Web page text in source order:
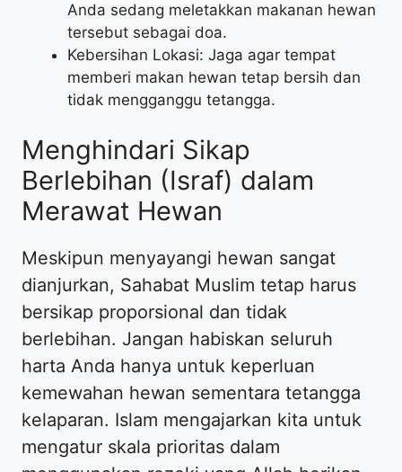
Anda sedang meletakkan makanan hewan
tersebut sebagai doa.
Kebersihan Lokasi: Jaga agar tempat
memberi makan hewan tetap bersih dan
tidak mengganggu tetangga.
Menghindari Sikap
Berlebihan (Israf) dalam
Merawat Hewan
Meskipun menyayangi hewan sangat
dianjurkan, Sahabat Muslim tetap harus
bersikap proporsional dan tidak
berlebihan. Jangan habiskan seluruh
harta Anda hanya untuk keperluan
kemewahan hewan sementara tetangga
kelaparan. Islam mengajarkan kita untuk
mengatur skala prioritas dalam